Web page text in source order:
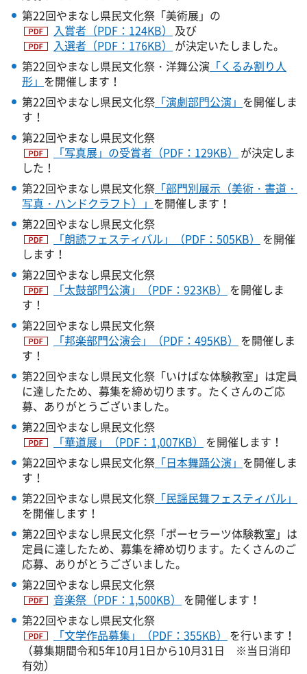
第22回やまなし県民文化祭「美術展」の
入賞者（PDF：124KB）
及び
入選者（PDF：176KB）
が決定いたしました。
第22回やまなし県民文化祭・洋舞公演 「くるみ割り人
形」 を開催します！
第22回やまなし県民文化祭 「演劇部門公演」 を開催しま
す！
第22回やまなし県民文化祭
「写真展」の受賞者（PDF：129KB）
が決定しま
した！
第22回やまなし県民文化祭 「部門別展示（美術・書道・
写真・ハンドクラフト）」 を開催します！
第22回やまなし県民文化祭
「朗読フェスティバル」（PDF：505KB）
を開催
します！
第22回やまなし県民文化祭
「太鼓部門公演」（PDF：923KB）
を開催しま
す！
第22回やまなし県民文化祭
「邦楽部門公演会」（PDF：495KB）
を開催しま
す！
第22回やまなし県民文化祭「いけばな体験教室」は定員
に達したため、募集を締め切ります。たくさんのご応
募、ありがとうございました。
第22回やまなし県民文化祭
「華道展」（PDF：1,007KB）
を開催します！
第22回やまなし県民文化祭 「日本舞踊公演」 を開催しま
す！
第22回やまなし県民文化祭 「民謡民舞フェスティバル」
を開催します！
第22回やまなし県民文化祭「ポーセラーツ体験教室」は
定員に達したため、募集を締め切ります。たくさんのご
応募、ありがとうございました。
第22回やまなし県民文化祭
音楽祭（PDF：1,500KB）
を開催します！
第22回やまなし県民文化祭
「文学作品募集」（PDF：355KB）
を行います！
（募集期間令和5年10月1日から10月31日 ※当日消印
有効）